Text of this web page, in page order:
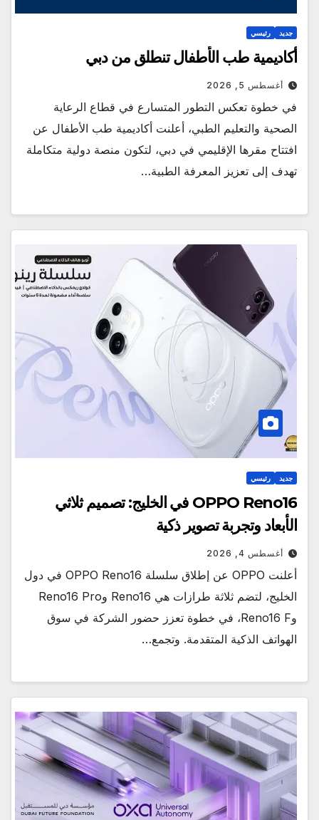
جديد رئيسي
أكاديمية طب الأطفال تنطلق من دبي
أغسطس 5, 2026
في خطوة تعكس التطور المتسارع في قطاع الرعاية
الصحية والتعليم الطبي، أعلنت أكاديمية طب الأطفال عن
افتتاح مقرها الإقليمي في دبي، لتكون منصة دولية متكاملة
تهدف إلى تعزيز المعرفة الطبية…
جديد رئيسي
OPPO Reno16 في الخليج: تصميم ثلاثي
الأبعاد وتجربة تصوير ذكية
أغسطس 4, 2026
أعلنت OPPO عن إطلاق سلسلة OPPO Reno16 في دول
الخليج، لتضم ثلاثة طرازات هي Reno16 وReno16 Pro
وReno16 F، في خطوة تعزز حضور الشركة في سوق
الهواتف الذكية المتقدمة. وتجمع…